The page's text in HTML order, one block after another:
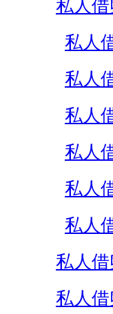
私人
私人
私人
私人
私人
私人
私人
私人
私人